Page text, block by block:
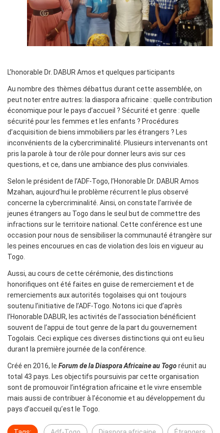
L’honorable Dr. DABUR Amos et quelques participants
Au nombre des thèmes débattus durant cette assemblée, on
peut noter entre autres: la diaspora africaine : quelle contribution
économique pour le pays d’accueil ? Sécurité et genre : quelle
sécurité pour les femmes et les enfants ? Procédures
d’acquisition de biens immobiliers par les étrangers ? Les
inconvénients de la cybercriminalité. Plusieurs intervenants ont
pris la parole à tour de rôle pour donner leurs avis sur ces
questions, et ce, dans une ambiance des plus conviviales.
Selon le président de l’ADF-Togo, l’Honorable Dr. DABUR Amos
Mzahan, aujourd’hui le problème récurrent le plus observé
concerne la cybercriminalité. Ainsi, on constate l’arrivée de
jeunes étrangers au Togo dans le seul but de commettre des
infractions sur le territoire national. Cette conférence est une
occasion pour nous de sensibiliser la communauté étrangère sur
les peines encourues en cas de violation des lois en vigueur au
Togo.
Aussi, au cours de cette cérémonie, des distinctions
honorifiques ont été faites en guise de remerciement et de
remerciements aux autorités togolaises qui ont toujours
soutenu l’initiative de l’ADF-Togo. Notons ici que d’après
l’Honorable DABUR, les activités de l’association bénéficient
souvent de l’appui de tout genre de la part du gouvernement
Togolais. Ceci explique ces diverses distinctions qui ont eu lieu
durant la première journée de la conférence.
Créé en 2016, le Forum de la Diaspora Africaine au Togoréunit au
total 43 pays. Les objectifs poursuivis par cette organisation
sont de promouvoir l’intégration africaine et le vivre ensemble
mais aussi de contribuer à l’économie et au développement du
pays d’accueil qu’est le Togo.